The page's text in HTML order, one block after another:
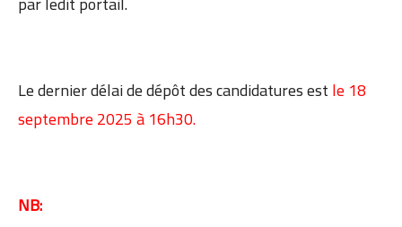
Le dernier délai de dépôt des candidatures estle 18
septembre 2025 à 16h30.
NB: